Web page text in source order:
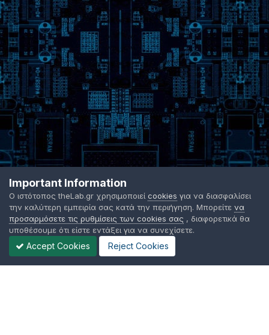
Important Information
Ο ιστότοπος theLab.gr χρησιμοποιεί cookies για να διασφαλίσει
την καλύτερη εμπειρία σας κατά την περιήγηση. Μπορείτε να
προσαρμόσετε τις ρυθμίσεις των cookies σας , διαφορετικά θα
υποθέσουμε ότι είστε εντάξει για να συνεχίσετε.
Accept Cookies Reject Cookies